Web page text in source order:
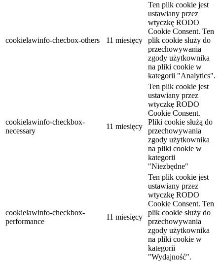
cookielawinfo-checbox-others 11 miesięcy
Ten plik cookie jest
ustawiany przez
wtyczkę RODO
Cookie Consent. Ten
plik cookie służy do
przechowywania
zgody użytkownika
na pliki cookie w
kategorii "Analytics".
cookielawinfo-checkbox-
necessary
11 miesięcy
Ten plik cookie jest
ustawiany przez
wtyczkę RODO
Cookie Consent.
Pliki cookie służą do
przechowywania
zgody użytkownika
na pliki cookie w
kategorii
"Niezbędne"
cookielawinfo-checkbox-
performance
11 miesięcy
Ten plik cookie jest
ustawiany przez
wtyczkę RODO
Cookie Consent. Ten
plik cookie służy do
przechowywania
zgody użytkownika
na pliki cookie w
kategorii
"Wydajność".